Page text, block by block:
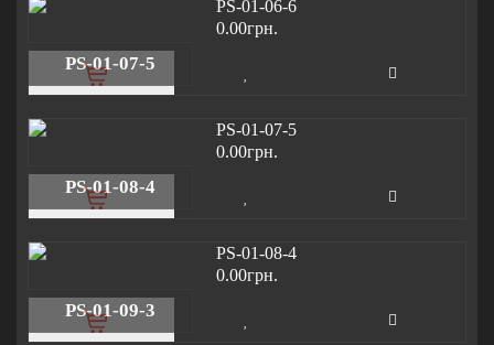
0.00грн.
PS-01-07-5
0.00грн.
PS-01-08-4
0.00грн.
PS-01-09-3